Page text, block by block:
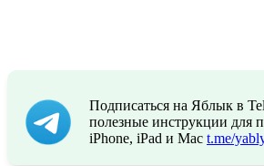
Подписаться на Яблык в
полезные инструкции для
iPhone, iPad и Mac t.me/